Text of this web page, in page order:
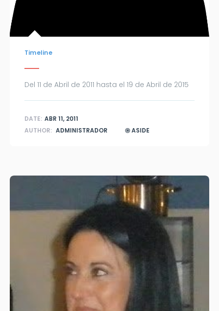
Timeline
Del 11 de Abril de 2011 hasta el 19 de Abril de 2015
DATE: ABR 11, 2011
AUTHOR: ADMINISTRADOR ASIDE